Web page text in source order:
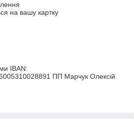
на вашу картку
IBAN:
ПП Марчук Олексій